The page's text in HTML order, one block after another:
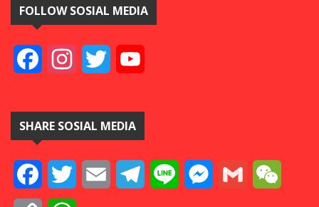
FOLLOW SOSIAL MEDIA
FacebookInstagramTwitter
SHARE SOSIAL MEDIA
FacebookTwitter Email TelegramLine Messenger
Gmail